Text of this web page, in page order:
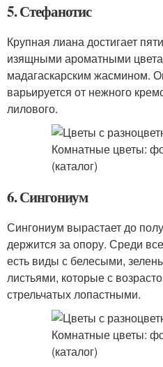
5. Стефанотис
Крупная лиана достигает
изящными ароматными
мадагаскарским жасмином.
варьируется от нежного
лилового.
6. Сингониум
Сингониум вырастает до
держится за опору. Среди
есть виды с белесыми,
листьями, которые с
стрельчатых лопастными.